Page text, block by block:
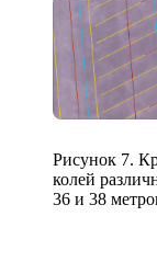
Рисунок 7.
колей
36 и 38